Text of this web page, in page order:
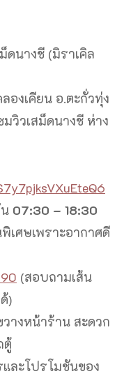
ดนางชี (มิราเคิล
งเคียน อ.ตะกั่วทุ่ง
วิวเสม็ดนางชี ห่าง
07:30 – 18:30
เศษเพราะอากาศดี
(สอบถามเส้น
)
างหน้าร้าน สะดวก
ตู้
ละโปรโมชันของ